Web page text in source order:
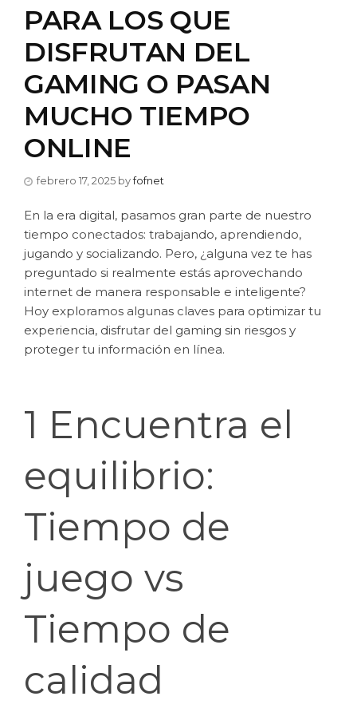
PARA LOS QUE
DISFRUTAN DEL
GAMING O PASAN
MUCHO TIEMPO
ONLINE
febrero 17, 2025 byfofnet
En la era digital, pasamos gran parte de nuestro
tiempo conectados: trabajando, aprendiendo,
jugando y socializando. Pero, ¿alguna vez te has
preguntado si realmente estás aprovechando
internet de manera responsable e inteligente?
Hoy exploramos algunas claves para optimizar tu
experiencia, disfrutar del gaming sin riesgos y
proteger tu información en línea.
1 Encuentra el
equilibrio:
Tiempo de
juego vs
Tiempo de
calidad